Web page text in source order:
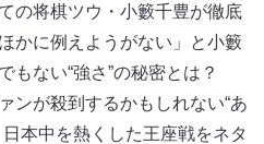
の将棋ツウ・小籔千豊が徹底
かに例えようがない」と小籔
もない“強さ”の秘密とは？
ンが殺到するかもしれない“あ
本中を熱くした王座戦をネタ